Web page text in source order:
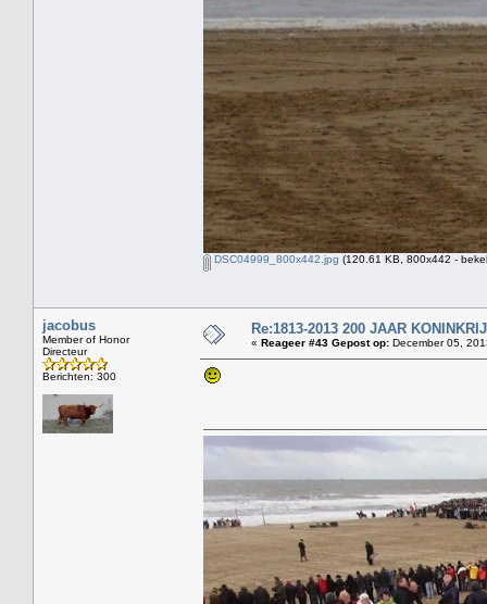
DSC04999_800x442.jpg (120.61 KB, 800x442 -
jacobus
Member of Honor
Directeur
Berichten: 300
Re:1813-2013 200 JAAR
« Reageer #43 Gepost op: December 05,